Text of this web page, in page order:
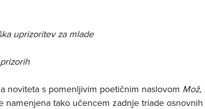
uprizoritev za mlade
noviteta s pomenljivim poetičnim naslovom Mož,
namenjena tako učencem zadnje triade osnovnih